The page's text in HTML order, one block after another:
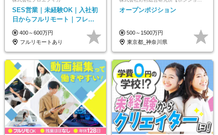
SES営業｜未経験OK｜入社初
日からフルリモート｜フレッ
クス可｜残業月平均10h以下｜
事業立ち上げメンバー
400～600万円
フルリモートあり
オープンポジション
500～1500万円
東京都_神奈川県